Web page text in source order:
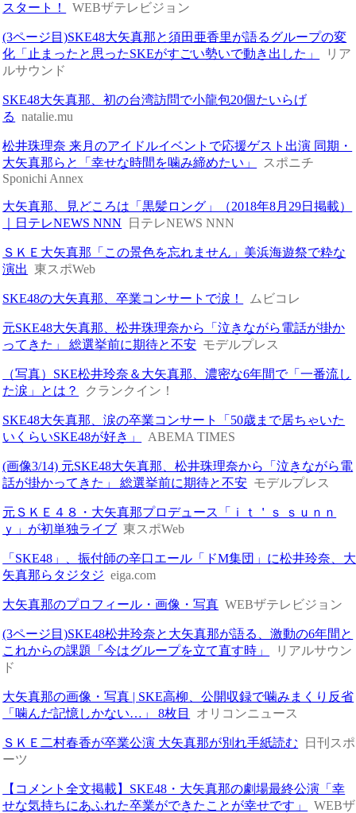
スタート！ WEBザテレビジョン
(3ページ目)SKE48大矢真那と須田亜香里が語るグループの変
化「止まったと思ったSKEがすごい勢いで動き出した」
リア
ルサウンド
SKE48大矢真那、初の台湾訪問で小龍包20個たいらげ
る natalie.mu
松井珠理奈 来月のアイドルイベントで応援ゲスト出演 同期・
大矢真那らと「幸せな時間を噛み締めたい」
スポニチ
Sponichi Annex
大矢真那、見どころは「黒髪ロング」（2018年8月29日掲載）
｜日テレNEWS NNN
日テレNEWS NNN
ＳＫＥ大矢真那「この景色を忘れません」美浜海遊祭で粋な
演出 東スポWeb
SKE48の大矢真那、卒業コンサートで涙！ ムビコレ
元SKE48大矢真那、松井珠理奈から「泣きながら電話が掛か
ってきた」 総選挙前に期待と不安 モデルプレス
（写真）SKE松井玲奈＆大矢真那、濃密な6年間で「一番流し
た涙」とは？
クランクイン！
SKE48大矢真那、涙の卒業コンサート「50歳まで居ちゃいた
いくらいSKE48が好き」
ABEMA TIMES
(画像3/14) 元SKE48大矢真那、松井珠理奈から「泣きながら電
話が掛かってきた」 総選挙前に期待と不安 モデルプレス
元ＳＫＥ４８・大矢真那プロデュース「ｉｔ＇ｓ ｓｕｎｎ
ｙ」が初単独ライブ 東スポWeb
「SKE48」、振付師の辛口エール「ドM集団」に松井玲奈、大
矢真那らタジタジ eiga.com
大矢真那のプロフィール・画像・写真 WEBザテレビジョン
(3ページ目)SKE48松井玲奈と大矢真那が語る、激動の6年間と
これからの課題「今はグループを立て直す時」
リアルサウン
ド
大矢真那の画像・写真 | SKE高柳、公開収録で噛みまくり反省
「噛んだ記憶しかない…」 8枚目
オリコンニュース
ＳＫＥ二村春香が卒業公演 大矢真那が別れ手紙読む
日刊スポ
ーツ
【コメント全文掲載】SKE48・大矢真那の劇場最終公演「幸
せな気持ちにあふれた卒業ができたことが幸せです」
WEBザ